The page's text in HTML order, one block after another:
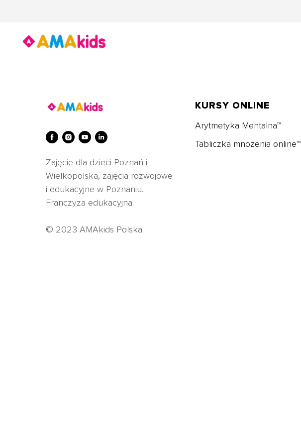
Zajęcie dla dzieci Poznań i
Wielkopolska, zajęcia rozwojowe
i edukacyjne w Poznaniu.
Franczyza edukacyjna.
© 2023 AMAkids Polska.
KURSY ONLINE
Arytmetyka Mentalna™
Tabliczka mnożenia online™